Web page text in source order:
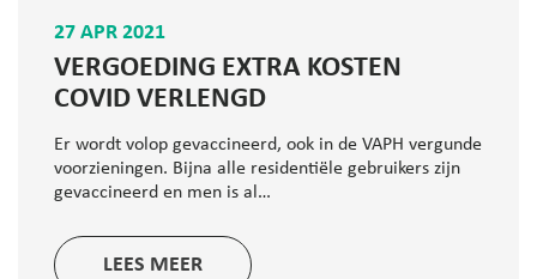
27 APR 2021
VERGOEDING EXTRA KOSTEN
COVID VERLENGD
Er wordt volop gevaccineerd, ook in de VAPH vergunde
voorzieningen. Bijna alle residentiële gebruikers zijn
gevaccineerd en men is al…
LEES MEER